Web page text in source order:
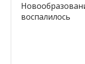
воспалилось